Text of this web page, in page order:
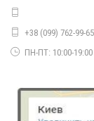
+38 (099) 762-99-
ПН-ПТ: 10:00-